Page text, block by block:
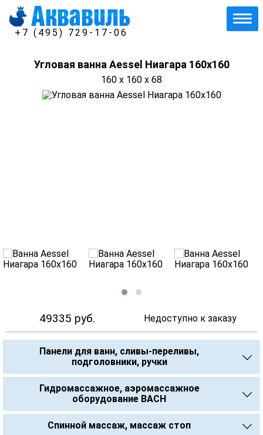
+7 (495) 729-17-06
Угловая ванна Aessel Ниагара 160х160
160 x 160 x 68
49335 руб. Недоступно к заказу
Панели для ванн, сливы-переливы,
подголовники, ручки
Гидромассажное, аэромассажное
оборудование BACH
Спинной массаж, массаж стоп